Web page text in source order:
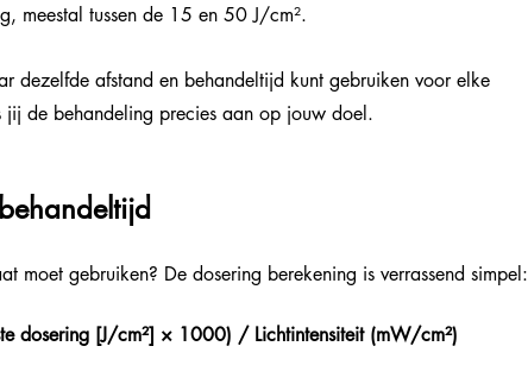
meestal tussen de 15 en 50 J/cm².
dezelfde afstand en behandeltijd kunt gebruiken voor elke
jij de behandeling precies aan op jouw doel.
gebruiken? De dosering berekening is verrassend simpel:
dosering [J/cm²] × 1000) / Lichtintensiteit (mW/cm²)